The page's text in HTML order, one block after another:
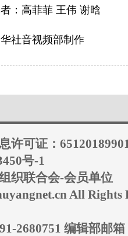
：高菲菲 王伟 谢晗
社音视频部制作
许可证：
号-1
织联合会-会员单位
All Rights
2680751 编辑部邮箱